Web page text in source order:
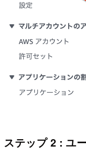
ステップ 2 : ユ